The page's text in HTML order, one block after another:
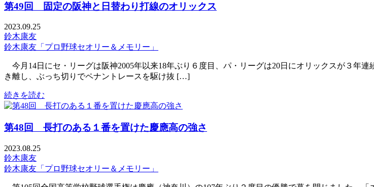
第49回 固定の阪神と日替わり打線のオリックス
2023.09.25
鈴木康友
鈴木康友「プロ野球セオリー＆メモリー」
今月14日にセ・リーグは阪神2005年以来18年ぶり６度目、パ・リーグは20日にオリックスが３年
き離し、ぶっち切りでペナントレースを駆け抜 […]
続きを読む
第48回 長打のある１番を置けた慶應高の強さ
2023.08.25
鈴木康友
鈴木康友「プロ野球セオリー＆メモリー」